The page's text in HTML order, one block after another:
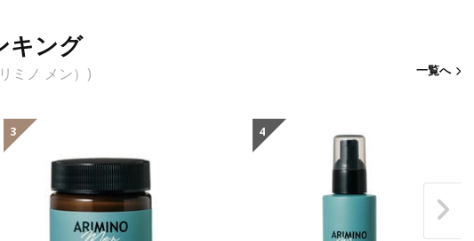
キング
ミノ メン）) 一覧へ
3 4